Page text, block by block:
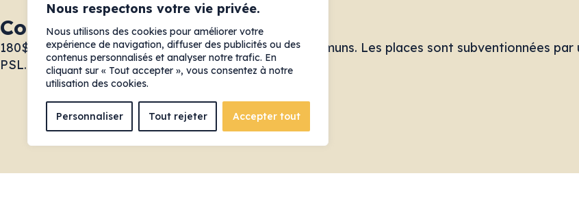
Nous respectons votre vie privée.
Nous utilisons des cookies pour améliorer votre
expérience de navigation, diffuser des publicités ou des
contenus personnalisés et analyser notre trafic. En
cliquant sur « Tout accepter », vous consentez à notre
utilisation des cookies.
Personnaliser Tout rejeter Accepter tout
Coûts de séjour
180$/mois + 20$ de contribution pour des achats communs. Les places sont subventionnées par
PSL.